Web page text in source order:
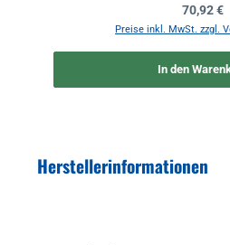
70,92 €
Preise inkl. MwSt. zzgl.
In den
Herstellerinformationen